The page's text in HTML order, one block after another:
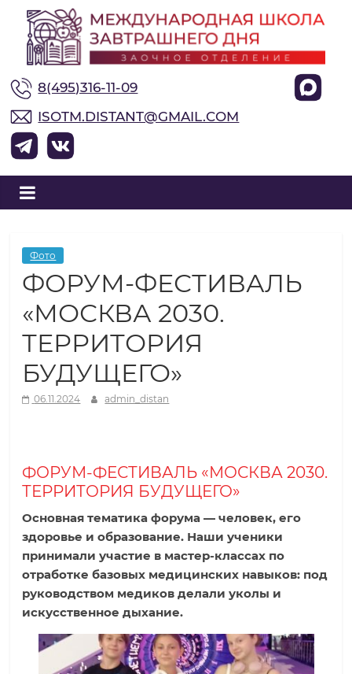
М
е
ж
д
у
н
а
р
д
н
а
я
ш
8(495)316-11-09
ISOTM.DISTANT@GMAIL.COM
Фото
ФОРУМ-ФЕСТИВАЛЬ
«МОСКВА 2030.
ТЕРРИТОРИЯ
БУДУЩЕГО»
06.11.2024 admin_distan
ФОРУМ-ФЕСТИВАЛЬ «МОСКВА 2030.
ТЕРРИТОРИЯ БУДУЩЕГО»
Основная тематика форума — человек, его
здоровье и образование. Наши ученики
принимали участие в мастер-классах по
отработке базовых медицинских навыков: под
руководством медиков делали уколы и
искусственное дыхание.